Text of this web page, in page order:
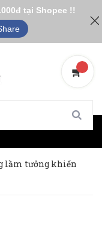
lầm tưởng khiến
tại Shopee !!